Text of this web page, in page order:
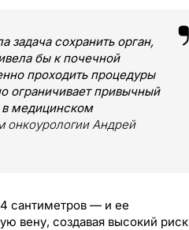
задача сохранить орган,
бы к почечной
проходить процедуры
ограничивает привычный
в медицинском
онкоурологии Андрей
сантиметров — и ее
вену, создавая высокий риск